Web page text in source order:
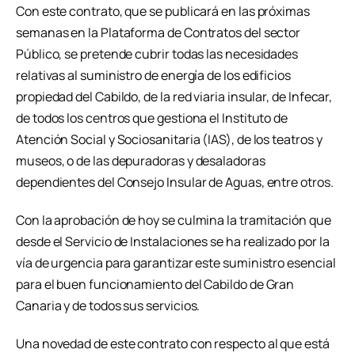
Con este contrato, que se publicará en las próximas
semanas en la Plataforma de Contratos del sector
Público, se pretende cubrir todas las necesidades
relativas al suministro de energía de los edificios
propiedad del Cabildo, de la red viaria insular, de Infecar,
de todos los centros que gestiona el Instituto de
Atención Social y Sociosanitaria (IAS), de los teatros y
museos, o de las depuradoras y desaladoras
dependientes del Consejo Insular de Aguas, entre otros.
Con la aprobación de hoy se culmina la tramitación que
desde el Servicio de Instalaciones se ha realizado por la
vía de urgencia para garantizar este suministro esencial
para el buen funcionamiento del Cabildo de Gran
Canaria y de todos sus servicios.
Una novedad de este contrato con respecto al que está